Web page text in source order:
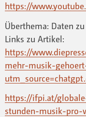
https://
Überthema: Daten
Links zu Artikel:
https://
mehr-musik-
https://ifpi.at/
stunden-musik-pro-